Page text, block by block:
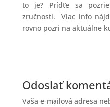
to je? Prídťe sa
zručnosti. Viac info
rovno pozri na aktuálne
Odoslať
Vaša e-mailová adresa